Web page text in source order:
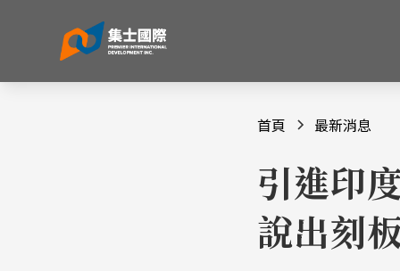
首頁 最新消息
引進印
說出刻